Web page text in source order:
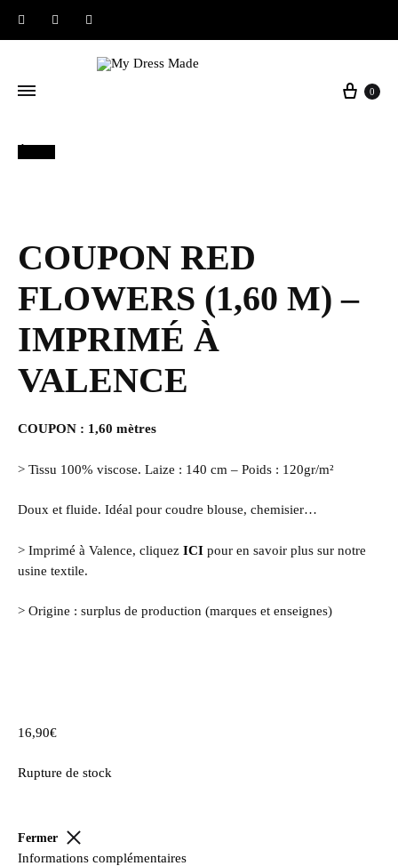
InstagramFacebook
Panier
0
COUPON RED
FLOWERS (1,60 M) –
IMPRIMÉ À
VALENCE
COUPON : 1,60 mètres
> Tissu 100% viscose. Laize : 140 cm – Poids : 120gr/m²
Doux et fluide. Idéal pour coudre blouse, chemisier…
> Imprimé à Valence, cliquez ICI pour en savoir plus sur notre
usine textile.
> Origine : surplus de production (marques et enseignes)
16,90€
Rupture de stock
Fermer
Informations complémentaires